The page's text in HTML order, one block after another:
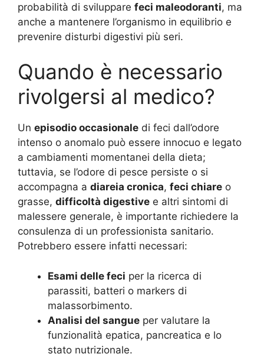
probabilità di sviluppare feci maleodoranti, ma
anche a mantenere l’organismo in equilibrio e
prevenire disturbi digestivi più seri.
Quando è necessario
rivolgersi al medico?
Un episodio occasionale di feci dall’odore
intenso o anomalo può essere innocuo e legato
a cambiamenti momentanei della dieta;
tuttavia, se l’odore di pesce persiste o si
accompagna a diareia cronica, feci chiare o
grasse, difficoltà digestive e altri sintomi di
malessere generale, è importante richiedere la
consulenza di un professionista sanitario.
Potrebbero essere infatti necessari:
Esami delle feci per la ricerca di
parassiti, batteri o markers di
malassorbimento.
Analisi del sangue per valutare la
funzionalità epatica, pancreatica e lo
stato nutrizionale.